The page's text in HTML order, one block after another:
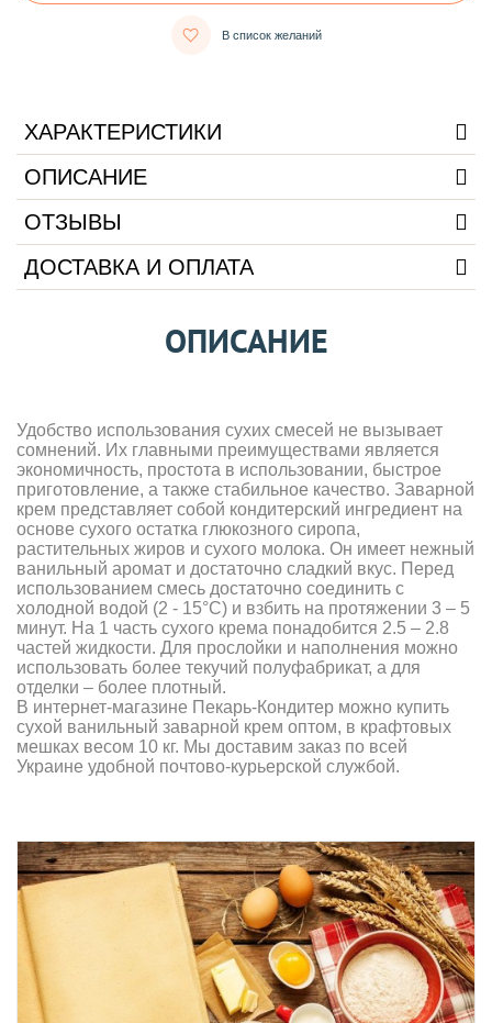
В список желаний
ХАРАКТЕРИСТИКИ
ОПИСАНИЕ
ОТЗЫВЫ
ДОСТАВКА И ОПЛАТА
ОПИСАНИЕ
Удобство использования сухих смесей не вызывает
сомнений. Их главными преимуществами является
экономичность, простота в использовании, быстрое
приготовление, а также стабильное качество. Заварной
крем представляет собой кондитерский ингредиент на
основе сухого остатка глюкозного сиропа,
растительных жиров и сухого молока. Он имеет нежный
ванильный аромат и достаточно сладкий вкус. Перед
использованием смесь достаточно соединить с
холодной водой (2 - 15°С) и взбить на протяжении 3 – 5
минут. На 1 часть сухого крема понадобится 2.5 – 2.8
частей жидкости. Для прослойки и наполнения можно
использовать более текучий полуфабрикат, а для
отделки – более плотный.
В интернет-магазине Пекарь-Кондитер можно купить
сухой ванильный заварной крем оптом, в крафтовых
мешках весом 10 кг. Мы доставим заказ по всей
Украине удобной почтово-курьерской службой.